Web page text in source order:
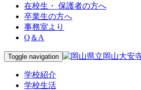
在校生・ 保護者の方へ
卒業生の方へ
事務室より
Q＆A
Toggle navigation
学校紹介
学校生活